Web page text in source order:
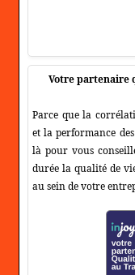
Votre partenaire
Parce que la
et la performance
là pour vous
durée la qualité de
au sein de votre